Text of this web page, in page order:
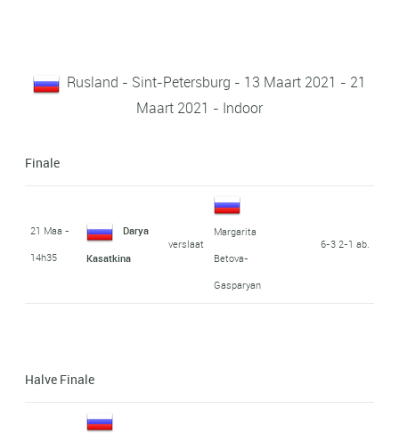
Rusland - Sint-Petersburg - 13 Maart 2021 - 21
Maart 2021 - Indoor
Finale
21 Maa -
14h35
Darya
Kasatkina
verslaat
Margarita
Betova-
Gasparyan
6-3 2-1 ab.
Halve Finale